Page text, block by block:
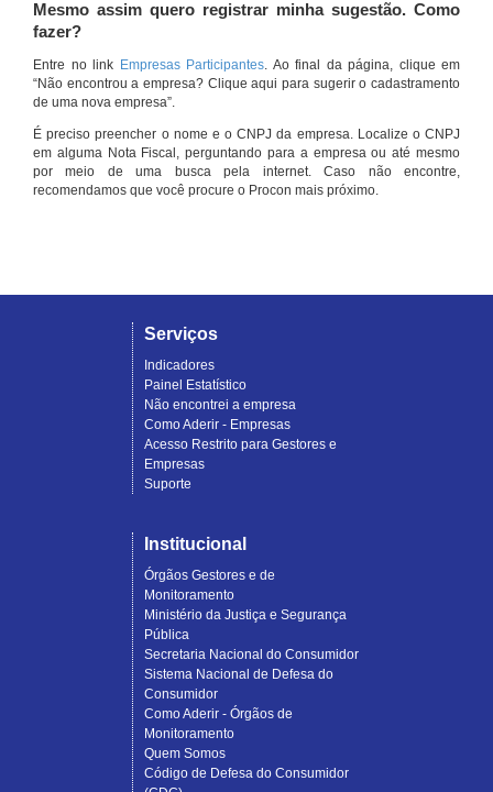
Mesmo assim quero registrar minha sugestão. Como
fazer?
Entre no link Empresas Participantes. Ao final da página, clique em
“Não encontrou a empresa? Clique aqui para sugerir o cadastramento
de uma nova empresa”.
É preciso preencher o nome e o CNPJ da empresa. Localize o CNPJ
em alguma Nota Fiscal, perguntando para a empresa ou até mesmo
por meio de uma busca pela internet. Caso não encontre,
recomendamos que você procure o Procon mais próximo.
Serviços
Indicadores
Painel Estatístico
Não encontrei a empresa
Como Aderir - Empresas
Acesso Restrito para Gestores e
Empresas
Suporte
Institucional
Órgãos Gestores e de
Monitoramento
Ministério da Justiça e Segurança
Pública
Secretaria Nacional do Consumidor
Sistema Nacional de Defesa do
Consumidor
Como Aderir - Órgãos de
Monitoramento
Quem Somos
Código de Defesa do Consumidor